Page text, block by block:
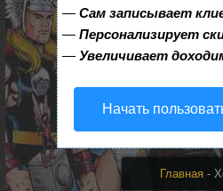
— Сам записывает
— Персонализирует
— Увеличивает
Начать
Главная-